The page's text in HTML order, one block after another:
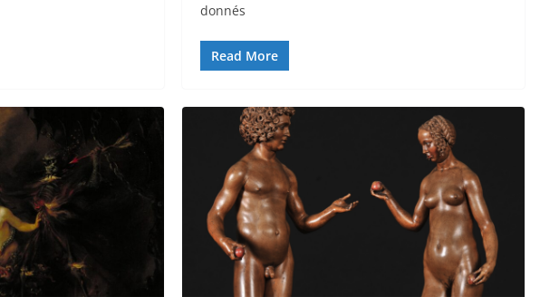
donnés
Read More